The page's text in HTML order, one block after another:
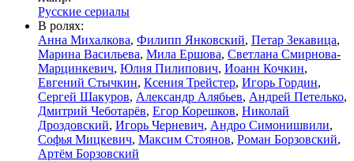
Русские сериалы
В ролях:
Анна Михалкова, Филипп Янковский, Петар Зекавица,
Марина Васильева, Мила Ершова, Светлана Смирнова-
Марцинкевич, Юлия Пилипович, Иоанн Кочкин,
Евгений Стычкин, Ксения Трейстер, Игорь Гордин,
Сергей Шакуров, Александр Алябьев, Андрей Петелько,
Дмитрий Чеботарёв, Егор Корешков, Николай
Дроздовский, Игорь Черневич, Андро Симонишвили,
Софья Мицкевич, Максим Стоянов, Роман Борзовский,
Артём Борзовский